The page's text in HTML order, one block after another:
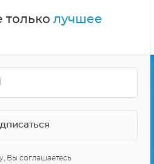
только лучшее
Вы соглашаетесь